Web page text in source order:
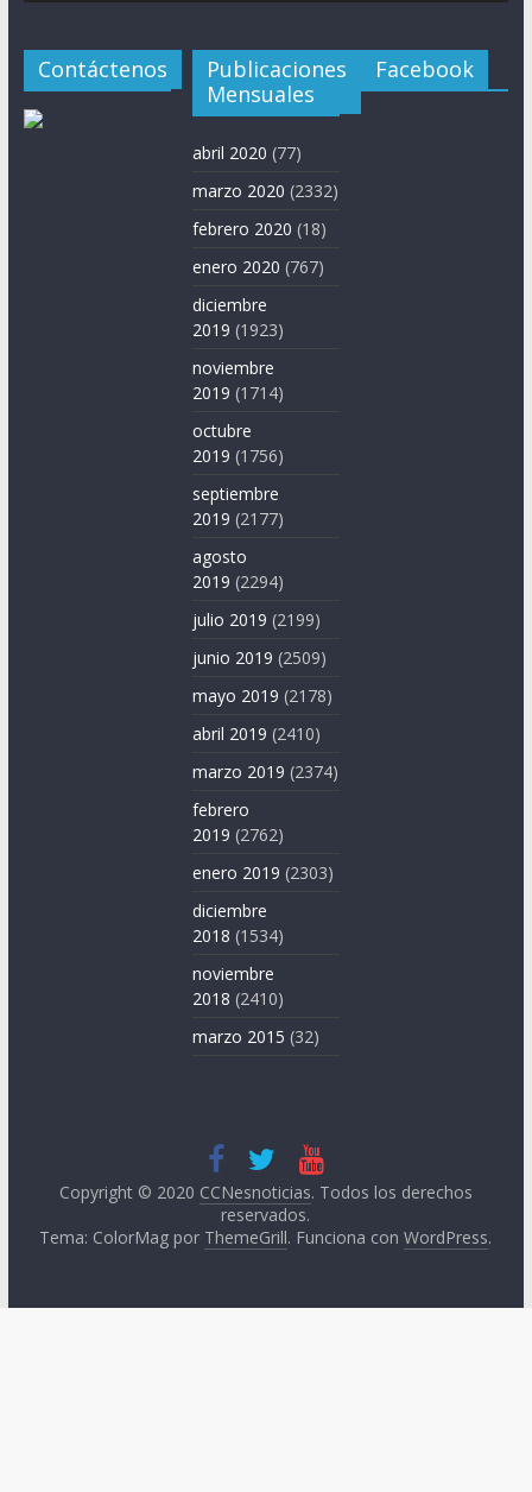
Contáctenos
Publicaciones
Mensuales
abril 2020 (77)
marzo 2020 (2332)
febrero 2020 (18)
enero 2020 (767)
diciembre
2019 (1923)
noviembre
2019 (1714)
octubre
2019 (1756)
septiembre
2019 (2177)
agosto
2019 (2294)
julio 2019 (2199)
junio 2019 (2509)
mayo 2019 (2178)
abril 2019 (2410)
marzo 2019 (2374)
febrero
2019 (2762)
enero 2019 (2303)
diciembre
2018 (1534)
noviembre
2018 (2410)
marzo 2015 (32)
Facebook
Copyright © 2020 CCNesnoticias. Todos los derechos
reservados.
Tema: ColorMag por ThemeGrill. Funciona conWordPress.